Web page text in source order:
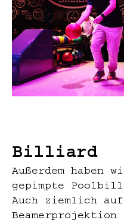
Billiard
Außerdem haben
gepimpte
Auch ziemlich